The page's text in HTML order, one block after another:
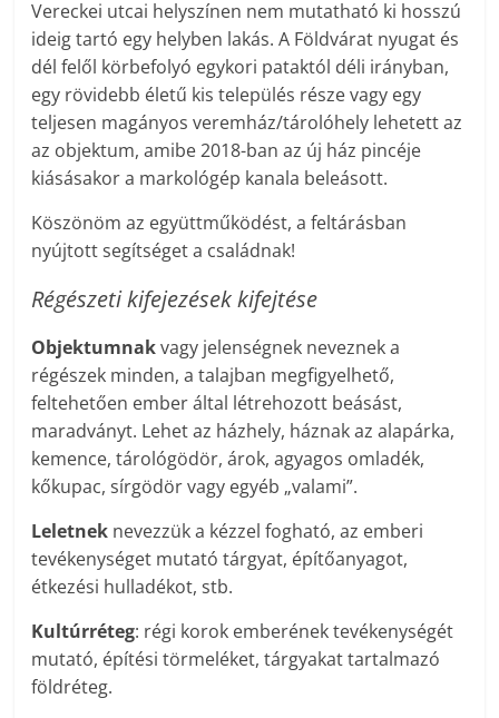
Vereckei utcai helyszínen nem mutatható ki hosszú
ideig tartó egy helyben lakás. A Földvárat nyugat és
dél felől körbefolyó egykori pataktól déli irányban,
egy rövidebb életű kis település része vagy egy
teljesen magányos veremház/tárolóhely lehetett az
az objektum, amibe 2018-ban az új ház pincéje
kiásásakor a markológép kanala beleásott.
Köszönöm az együttműködést, a feltárásban
nyújtott segítséget a családnak!
Régészeti kifejezések kifejtése
Objektumnakvagy jelenségnek neveznek a
régészek minden, a talajban megfigyelhető,
feltehetően ember által létrehozott beásást,
maradványt. Lehet az házhely, háznak az alapárka,
kemence, tárológödör, árok, agyagos omladék,
kőkupac, sírgödör vagy egyéb „valami”.
Leletnek nevezzük a kézzel fogható, az emberi
tevékenységet mutató tárgyat, építőanyagot,
étkezési hulladékot, stb.
Kultúrréteg: régi korok emberének tevékenységét
mutató, építési törmeléket, tárgyakat tartalmazó
földréteg.